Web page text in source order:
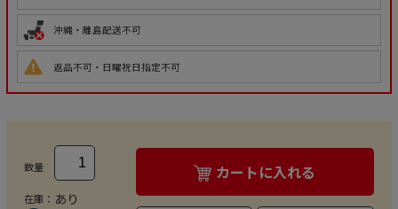
沖縄・離島配送不可
返品不可・日曜祝日指定不可
数量
在庫： あり
カートに入れる